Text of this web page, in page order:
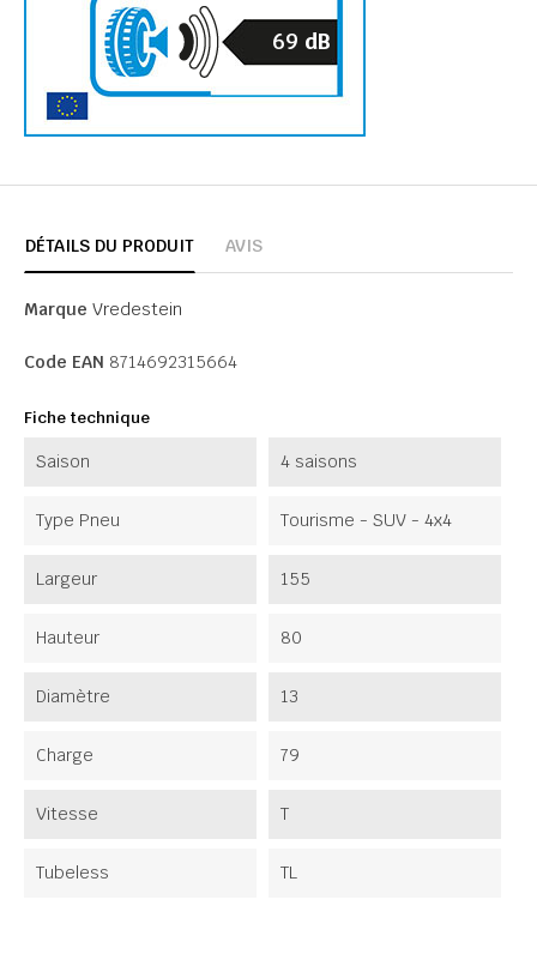
69 dB
DÉTAILS DU PRODUIT AVIS
Marque Vredestein
Code EAN 8714692315664
Fiche technique
Saison 4 saisons
Type Pneu Tourisme - SUV - 4x4
Largeur 155
Hauteur 80
Diamètre 13
Charge 79
Vitesse T
Tubeless TL